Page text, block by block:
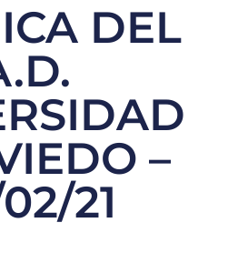
DEL
–
21